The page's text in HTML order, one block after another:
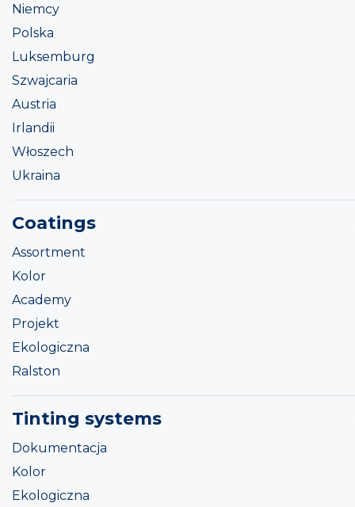
Niemcy
Polska
Luksemburg
Szwajcaria
Austria
Irlandii
Włoszech
Ukraina
Coatings
Assortment
Kolor
Academy
Projekt
Ekologiczna
Ralston
Tinting systems
Dokumentacja
Kolor
Ekologiczna